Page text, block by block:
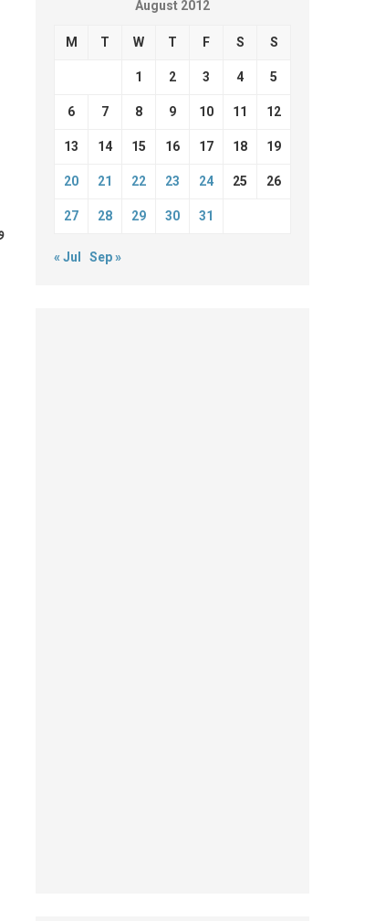
August 2012
M T W T F S S
1 2 3 4 5
6 7 8 9 10 11 12
13 14 15 16 17 18 19
20 21 22 23 24 25 26
27 28 29 30 31
« Jul Sep »